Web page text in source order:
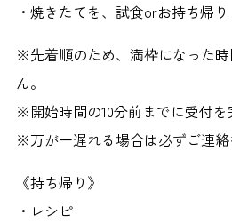
・焼きたてを、試食orお持ち帰
※先着順のため、満枠になった
ん。
※開始時間の10分前までに受付を
※万が一遅れる場合は必ずご連絡
《持ち帰り》
・レシピ